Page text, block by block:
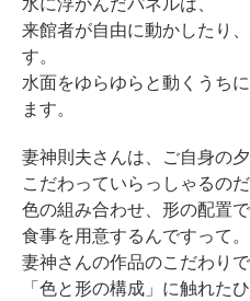
来館者が自由に動かしたり
す。
水面をゆらゆらと動くうち
ます。
妻神則夫さんは、ご自身の
こだわっていらっしゃるのだ
色の組み合わせ、形の配置
食事を用意するんですって。
妻神さんの作品のこだわり
「色と形の構成」に触れた